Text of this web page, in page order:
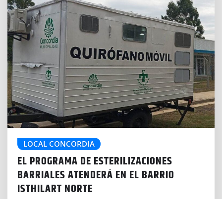
LOCAL CONCORDIA
EL PROGRAMA DE ESTERILIZACIONES
BARRIALES ATENDERÁ EN EL BARRIO
ISTHILART NORTE